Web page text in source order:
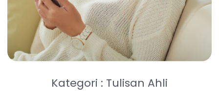
Kategori : Tulisan Ahli